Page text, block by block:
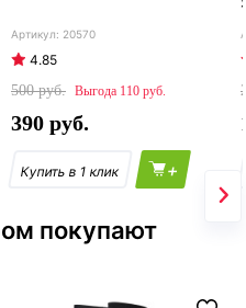
20570
4.85
500
110
390
+
покупают